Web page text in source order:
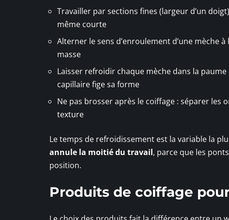
Travailler par sections fines (largeur d’un
même courte
Alterner le sens d’enroulement d’une mèche
masse
Laisser refroidir chaque mèche dans la
capillaire fige sa forme
Ne pas brosser après le coiffage : séparer
texture
Le temps de refroidissement est la variable la
annule la moitié du travail, parce que les
position.
Produits de coiffage